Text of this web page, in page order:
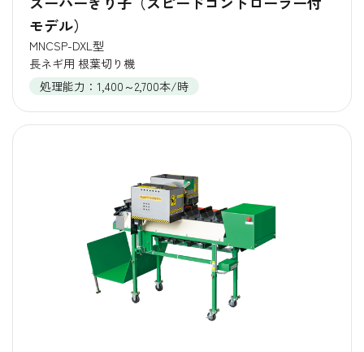
モデル）
MNCSP-DXL型
長ネギ用 根葉切り機
処理能力：1,400～2,700本/時